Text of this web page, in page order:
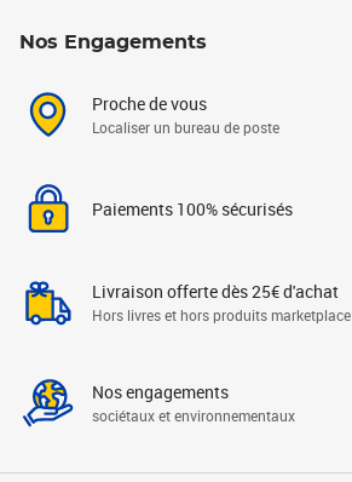
Nos Engagements
Proche de vous
Localiser un bureau de poste
Paiements 100% sécurisés
Livraison offerte dès 25€ d'achat
Hors livres et hors produits marketplace
Nos engagements
sociétaux et environnementaux